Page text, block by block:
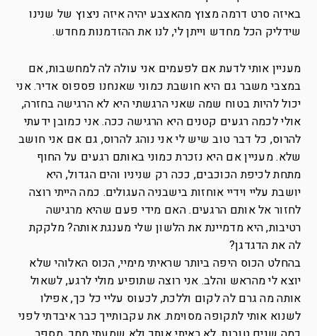
באיזה סרט דרמה מצוץ מהאצבע יהיה איזה ניצוץ של שנינו
שידליק הכל מחדש וייתן לי, לנו את ההזדמנות מחדש.
מעניין אותי לדעת אם לפעמים אני עולה לה למחשבות, אם
במצבי משבר גם היא חושבת כמוני שאנחנו פספוס אדיר. אני
יכול להיות בטוח שמה שאני הרגשתי היא לא הרגישה בחזרה,
אולי לכמה רגעים קטנים היא הרגישה ככה. אני כמובן ידעתי
להרוס, כל דבר טוב שיש לי אני נוהג להרוס, גם אם אני חושב
שלא. מעניין אם היא נזכרת כמוני באותם רגעים על החוף
מתחת לכיפת הכוכבים, ככה רק שניניו והים הגדול, היא
יושבת עליי וידיי אוחזות בישבניה העגולים. כמה הייתי רוצה
לחזור אל אותם הרגעים. האם מידי פעם שהיא מרגישה
רטיבות, היא מדמיינת את הלשון שלי מענגת אותה? מלקקת
לה את הדגדגן?
בהחלט הכוס היפה ביותר שראיתי מימיי, הכוס האלוהי שלא
יוצא לי מהראש והלב. אני רוצה שתופיע מולי לרגע, לשאול
אותה מה גרם לה לקום וללכת, לכעוס עליי כל כך, אפילו
לשנוא אותי לתקופה מסוימת. את עקבותייך כבר איבדתי לפני